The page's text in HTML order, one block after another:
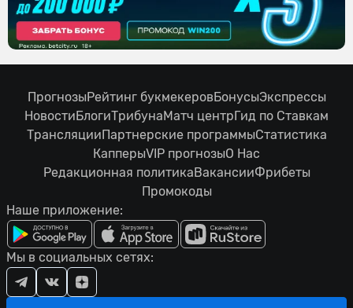
Прогнозы Рейтинг букмекеров БонусыЭкспрессы
Новости БлогиТрибуна Матч центр Гид по Ставкам
Трансляции Партнерские программыСтатистика
КапперыVIP прогнозыО Нас
Редакционная политика ВакансииФрибеты
Промокоды
Наше приложение:
Мы в социальных сетях: